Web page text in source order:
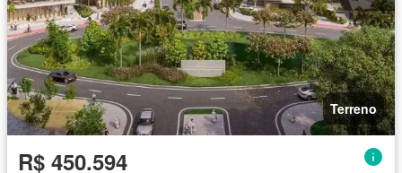
Terreno
R$ 450.594